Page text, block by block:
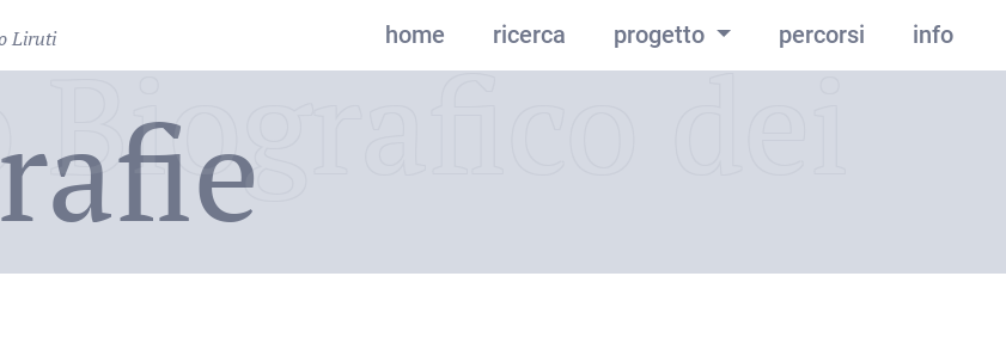
Liruti home ricerca progetto percorsi info
dei